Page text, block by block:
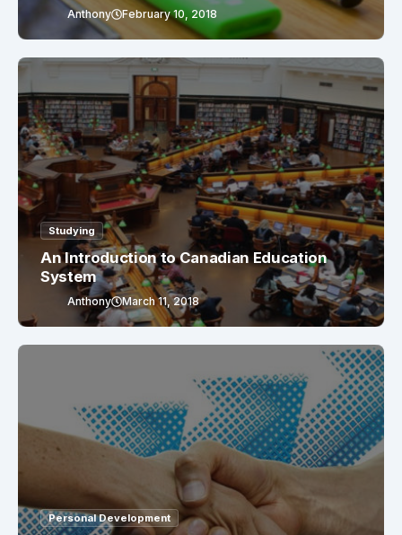
Anthony February 10, 2018
Studying
An Introduction to Canadian Education
System
Anthony March 11, 2018
Personal Development